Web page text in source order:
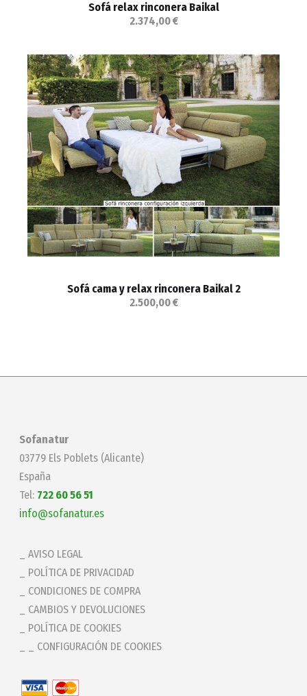
Sofá relax rinconera Baikal
2.374,00 €
Sofá cama y relax rinconera Baikal 2
2.500,00 €
Sofanatur
03779 Els Poblets (Alicante)
España
Tel: 722 60 56 51
info@sofanatur.es
AVISO LEGAL
POLÍTICA DE PRIVACIDAD
CONDICIONES DE COMPRA
CAMBIOS Y DEVOLUCIONES
POLÍTICA DE COOKIES
_ CONFIGURACIÓN DE COOKIES